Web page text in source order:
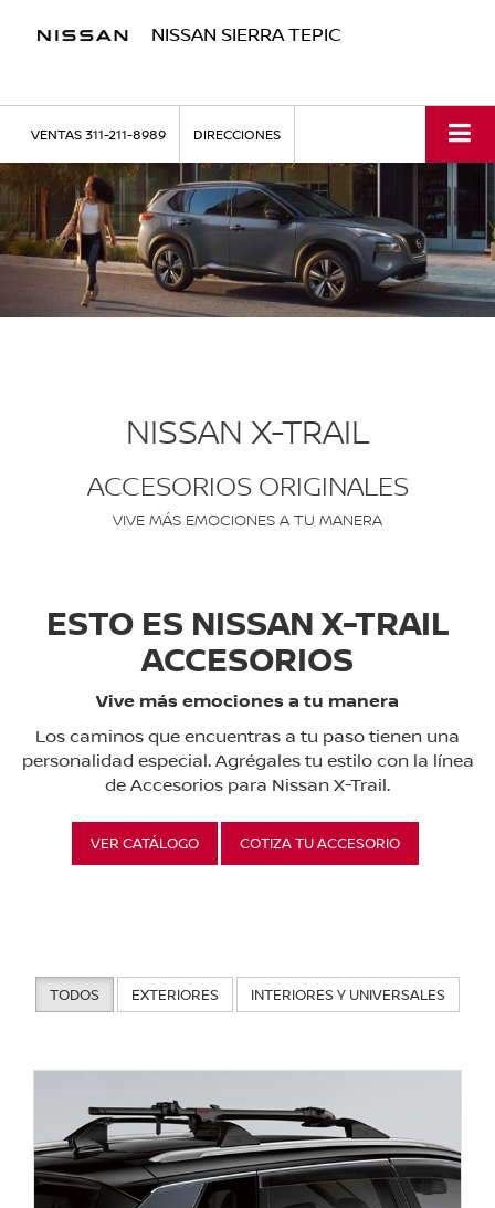
NISSAN SIERRA TEPIC
VENTAS311-211-8989 DIRECCIONES
NISSAN X-TRAIL
ACCESORIOS ORIGINALES
VIVE MÁS EMOCIONES A TU MANERA
ESTO ES NISSAN X-TRAIL
ACCESORIOS
Vive más emociones a tu manera
Los caminos que encuentras a tu paso tienen una
personalidad especial. Agrégales tu estilo con la línea
de Accesorios para Nissan X-Trail.
VER CATÁLOGO COTIZA TU ACCESORIO
TODOS EXTERIORES INTERIORES Y UNIVERSALES